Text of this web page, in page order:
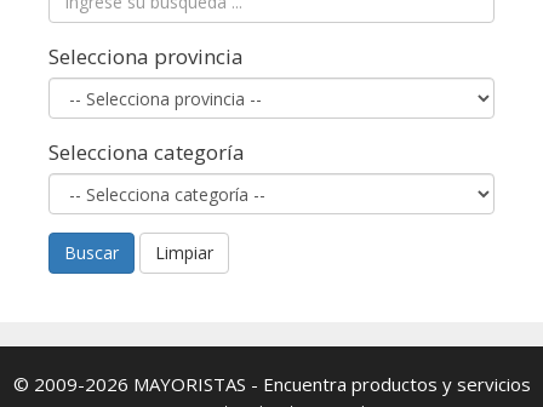
Selecciona provincia
Selecciona categoría
Buscar Limpiar
© 2009-2026 MAYORISTAS - Encuentra productos y servicios